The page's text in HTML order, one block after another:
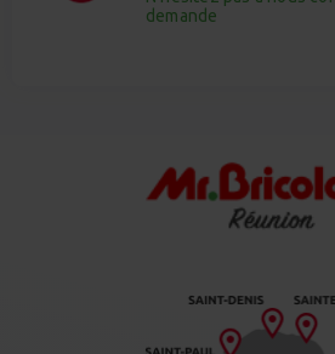
demande